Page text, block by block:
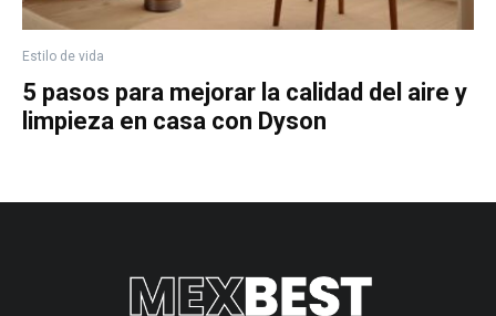
Estilo de vida
5 pasos para mejorar la calidad del aire y
limpieza en casa con Dyson